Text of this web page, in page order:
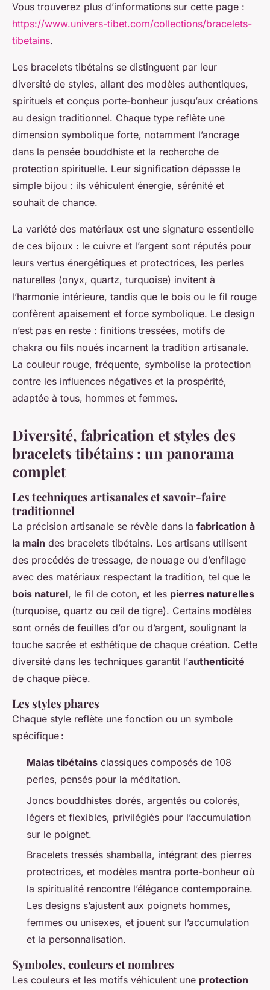
Vous trouverez plus d’informations sur cette page :
https://www.univers-tibet.com/collections/bracelets-
tibetains.
Les bracelets tibétains se distinguent par leur
diversité de styles, allant des modèles authentiques,
spirituels et conçus porte-bonheur jusqu’aux créations
au design traditionnel. Chaque type reflète une
dimension symbolique forte, notamment l’ancrage
dans la pensée bouddhiste et la recherche de
protection spirituelle. Leur signification dépasse le
simple bijou : ils véhiculent énergie, sérénité et
souhait de chance.
La variété des matériaux est une signature essentielle
de ces bijoux : le cuivre et l’argent sont réputés pour
leurs vertus énergétiques et protectrices, les perles
naturelles (onyx, quartz, turquoise) invitent à
l’harmonie intérieure, tandis que le bois ou le fil rouge
confèrent apaisement et force symbolique. Le design
n’est pas en reste : finitions tressées, motifs de
chakra ou fils noués incarnent la tradition artisanale.
La couleur rouge, fréquente, symbolise la protection
contre les influences négatives et la prospérité,
adaptée à tous, hommes et femmes.
Diversité, fabrication et styles des
bracelets tibétains : un panorama
complet
Les techniques artisanales et savoir-faire
traditionnel
La précision artisanale se révèle dans la fabrication à
la main des bracelets tibétains. Les artisans utilisent
des procédés de tressage, de nouage ou d’enfilage
avec des matériaux respectant la tradition, tel que le
bois naturel, le fil de coton, et les pierres naturelles
(turquoise, quartz ou œil de tigre). Certains modèles
sont ornés de feuilles d’or ou d’argent, soulignant la
touche sacrée et esthétique de chaque création. Cette
diversité dans les techniques garantit l’authenticité
de chaque pièce.
Les styles phares
Chaque style reflète une fonction ou un symbole
spécifique :
Malas tibétains classiques composés de 108
perles, pensés pour la méditation.
Joncs bouddhistes dorés, argentés ou colorés,
légers et flexibles, privilégiés pour l’accumulation
sur le poignet.
Bracelets tressés shamballa, intégrant des pierres
protectrices, et modèles mantra porte-bonheur où
la spiritualité rencontre l’élégance contemporaine.
Les designs s’ajustent aux poignets hommes,
femmes ou unisexes, et jouent sur l’accumulation
et la personnalisation.
Symboles, couleurs et nombres
Les couleurs et les motifs véhiculent une protection